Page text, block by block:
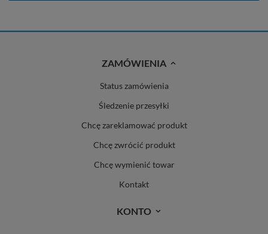
ZAMÓWIENIA
Status zamówienia
Śledzenie przesyłki
Chcę zareklamować produkt
Chcę zwrócić produkt
Chcę wymienić towar
Kontakt
KONTO